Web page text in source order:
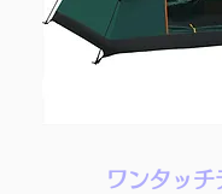
ワンタッチ